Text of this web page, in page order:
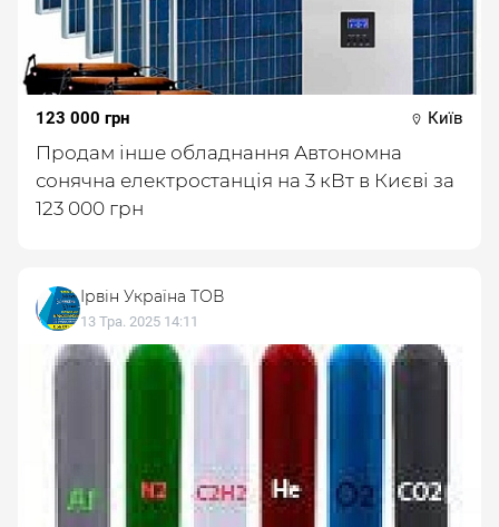
123 000 грн Київ
Продам інше обладнання Автономна
сонячна електростанція на 3 кВт в Києві за
123 000 грн
Ірвін Україна ТОВ
13 Тра. 2025 14:11